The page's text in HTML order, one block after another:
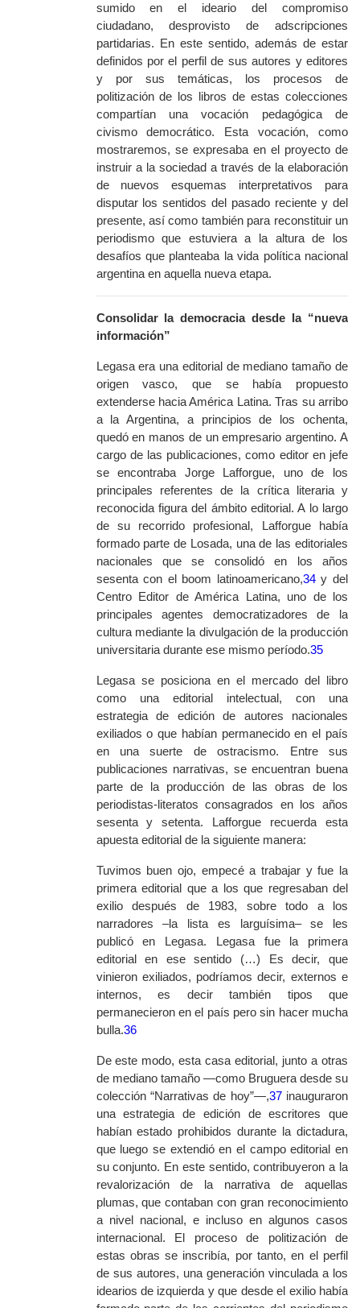
sumido en el ideario del compromiso
ciudadano, desprovisto de adscripciones
partidarias. En este sentido, además de estar
definidos por el perfil de sus autores y editores
y por sus temáticas, los procesos de
politización de los libros de estas colecciones
compartían una vocación pedagógica de
civismo democrático. Esta vocación, como
mostraremos, se expresaba en el proyecto de
instruir a la sociedad a través de la elaboración
de nuevos esquemas interpretativos para
disputar los sentidos del pasado reciente y del
presente, así como también para reconstituir un
periodismo que estuviera a la altura de los
desafíos que planteaba la vida política nacional
argentina en aquella nueva etapa.
Consolidar la democracia desde la “nueva
información”
Legasa era una editorial de mediano tamaño de
origen vasco, que se había propuesto
extenderse hacia América Latina. Tras su arribo
a la Argentina, a principios de los ochenta,
quedó en manos de un empresario argentino. A
cargo de las publicaciones, como editor en jefe
se encontraba Jorge Lafforgue, uno de los
principales referentes de la crítica literaria y
reconocida figura del ámbito editorial. A lo largo
de su recorrido profesional, Lafforgue había
formado parte de Losada, una de las editoriales
nacionales que se consolidó en los años
sesenta con el boom latinoamericano,34y del
Centro Editor de América Latina, uno de los
principales agentes democratizadores de la
cultura mediante la divulgación de la producción
universitaria durante ese mismo período.35
Legasa se posiciona en el mercado del libro
como una editorial intelectual, con una
estrategia de edición de autores nacionales
exiliados o que habían permanecido en el país
en una suerte de ostracismo. Entre sus
publicaciones narrativas, se encuentran buena
parte de la producción de las obras de los
periodistas-literatos consagrados en los años
sesenta y setenta. Lafforgue recuerda esta
apuesta editorial de la siguiente manera:
Tuvimos buen ojo, empecé a trabajar y fue la
primera editorial que a los que regresaban del
exilio después de 1983, sobre todo a los
narradores –la lista es larguísima– se les
publicó en Legasa. Legasa fue la primera
editorial en ese sentido (…) Es decir, que
vinieron exiliados, podríamos decir, externos e
internos, es decir también tipos que
permanecieron en el país pero sin hacer mucha
bulla.36
De este modo, esta casa editorial, junto a otras
de mediano tamaño —como Bruguera desde su
colección “Narrativas de hoy”—,37inauguraron
una estrategia de edición de escritores que
habían estado prohibidos durante la dictadura,
que luego se extendió en el campo editorial en
su conjunto. En este sentido, contribuyeron a la
revalorización de la narrativa de aquellas
plumas, que contaban con gran reconocimiento
a nivel nacional, e incluso en algunos casos
internacional. El proceso de politización de
estas obras se inscribía, por tanto, en el perfil
de sus autores, una generación vinculada a los
idearios de izquierda y que desde el exilio había